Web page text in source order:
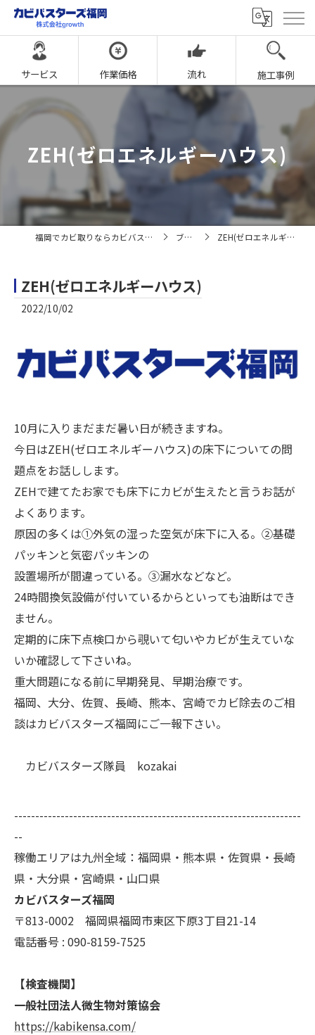
サービス 作業価格 流れ 施工事例
ZEH(ゼロエネルギーハウス)
福岡でカビ取りならカビバスターズ福岡 ブログ ZEH(ゼロエネルギーハウス)
ZEH(ゼロエネルギーハウス)
2022/10/02
10月に入りまだまだ暑い日が続きますね。
今日はZEH(ゼロエネルギーハウス)の床下についての問
題点をお話しします。
ZEHで建てたお家でも床下にカビが生えたと言うお話が
よくあります。
原因の多くは①外気の湿った空気が床下に入る。②基礎
パッキンと気密パッキンの
設置場所が間違っている。③漏水などなど。
24時間換気設備が付いているからといっても油断はでき
ません。
定期的に床下点検口から覗いて匂いやカビが生えていな
いか確認して下さいね。
重大問題になる前に早期発見、早期治療です。
福岡、大分、佐賀、長崎、熊本、宮崎でカビ除去のご相
談はカビバスターズ福岡にご一報下さい。
カビバスターズ隊員 kozakai
--------------------------------------------------------------------
--
稼働エリアは九州全域：福岡県・熊本県・佐賀県・長崎
県・大分県・宮崎県・山口県
カビバスターズ福岡
〒813-0002 福岡県福岡市東区下原3丁目21-14
電話番号 : 090-8159-7525
【検査機関】
一般社団法人微生物対策協会
https://kabikensa.com/